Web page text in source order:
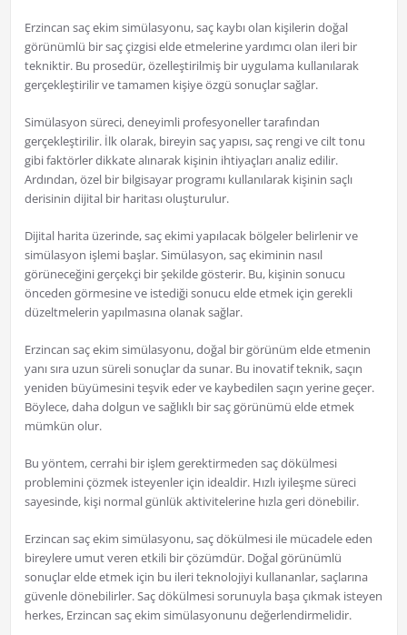
Erzincan saç ekim simülasyonu, saç kaybı olan kişilerin doğal
görünümlü bir saç çizgisi elde etmelerine yardımcı olan ileri bir
tekniktir. Bu prosedür, özelleştirilmiş bir uygulama kullanılarak
gerçekleştirilir ve tamamen kişiye özgü sonuçlar sağlar.
Simülasyon süreci, deneyimli profesyoneller tarafından
gerçekleştirilir. İlk olarak, bireyin saç yapısı, saç rengi ve cilt tonu
gibi faktörler dikkate alınarak kişinin ihtiyaçları analiz edilir.
Ardından, özel bir bilgisayar programı kullanılarak kişinin saçlı
derisinin dijital bir haritası oluşturulur.
Dijital harita üzerinde, saç ekimi yapılacak bölgeler belirlenir ve
simülasyon işlemi başlar. Simülasyon, saç ekiminin nasıl
görüneceğini gerçekçi bir şekilde gösterir. Bu, kişinin sonucu
önceden görmesine ve istediği sonucu elde etmek için gerekli
düzeltmelerin yapılmasına olanak sağlar.
Erzincan saç ekim simülasyonu, doğal bir görünüm elde etmenin
yanı sıra uzun süreli sonuçlar da sunar. Bu inovatif teknik, saçın
yeniden büyümesini teşvik eder ve kaybedilen saçın yerine geçer.
Böylece, daha dolgun ve sağlıklı bir saç görünümü elde etmek
mümkün olur.
Bu yöntem, cerrahi bir işlem gerektirmeden saç dökülmesi
problemini çözmek isteyenler için idealdir. Hızlı iyileşme süreci
sayesinde, kişi normal günlük aktivitelerine hızla geri dönebilir.
Erzincan saç ekim simülasyonu, saç dökülmesi ile mücadele eden
bireylere umut veren etkili bir çözümdür. Doğal görünümlü
sonuçlar elde etmek için bu ileri teknolojiyi kullananlar, saçlarına
güvenle dönebilirler. Saç dökülmesi sorunuyla başa çıkmak isteyen
herkes, Erzincan saç ekim simülasyonunu değerlendirmelidir.